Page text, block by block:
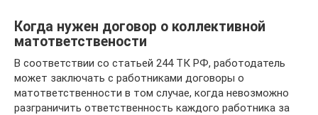
Когда нужен договор о коллективной
матответствености
В соответствии со статьей 244 ТК РФ, работодатель
может заключать с работниками договоры о
матответственности в том случае, когда невозможно
разграничить ответственность каждого работника за